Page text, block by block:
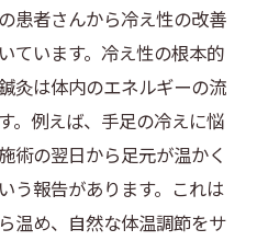
患者さんから冷え性の改善
ています。冷え性の根本的
灸は体内のエネルギーの流
。例えば、手足の冷えに悩
術の翌日から足元が温かく
う報告があります。これは
温め、自然な体温調節をサ